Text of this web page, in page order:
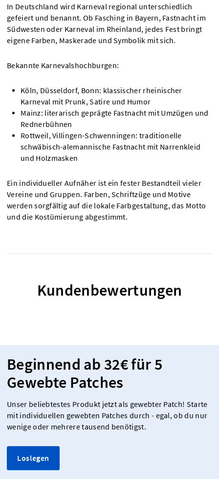
In Deutschland wird Karneval regional unterschiedlich
gefeiert und benannt. Ob Fasching in Bayern, Fastnacht im
Südwesten oder Karneval im Rheinland, jedes Fest bringt
eigene Farben, Maskerade und Symbolik mit sich.
Bekannte Karnevalshochburgen:
Köln, Düsseldorf, Bonn: klassischer rheinischer
Karneval mit Prunk, Satire und Humor
Mainz: literarisch geprägte Fastnacht mit Umzügen und
Rednerbühnen
Rottweil, Villingen-Schwenningen: traditionelle
schwäbisch-alemannische Fastnacht mit Narrenkleid
und Holzmasken
Ein individueller Aufnäher ist ein fester Bestandteil vieler
Vereine und Gruppen. Farben, Schriftzüge und Motive
werden sorgfältig auf die lokale Farbgestaltung, das Motto
und die Kostümierung abgestimmt.
Kundenbewertungen
Beginnend ab 32€ für 5
Gewebte Patches
Unser beliebtestes Produkt jetzt als gewebter Patch! Starte
mit individuellen gewebten Patches durch - egal, ob du nur
wenige oder mehrere tausend benötigst.
Loslegen